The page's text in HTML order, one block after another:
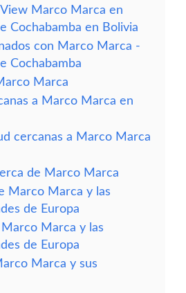
Marco Marca en
Cochabamba en Bolivia
con Marco Marca -
Cochabamba
Marca
a Marco Marca en
cercanas a Marco Marca
de Marco Marca
Marco Marca y las
de Europa
Marca y las
de Europa
Marca y sus